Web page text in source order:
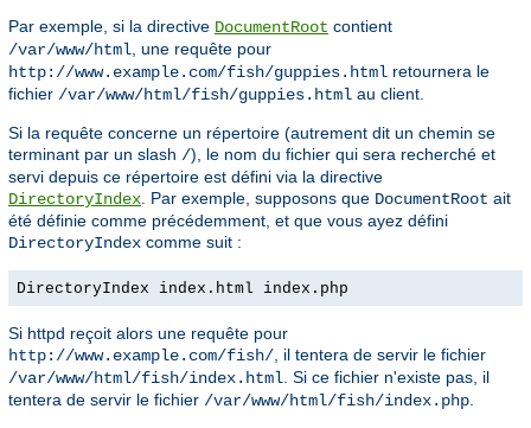
Par exemple, si la directive DocumentRoot contient
/var/www/html, une requête pour
http://www.example.com/fish/guppies.html retournera le
fichier /var/www/html/fish/guppies.html au client.
Si la requête concerne un répertoire (autrement dit un chemin se
terminant par un slash /), le nom du fichier qui sera recherché et
servi depuis ce répertoire est défini via la directive
DirectoryIndex. Par exemple, supposons que DocumentRoot ait
été définie comme précédemment, et que vous ayez défini
DirectoryIndex comme suit :
DirectoryIndex index.html index.php
Si httpd reçoit alors une requête pour
http://www.example.com/fish/, il tentera de servir le fichier
/var/www/html/fish/index.html. Si ce fichier n'existe pas, il
tentera de servir le fichier /var/www/html/fish/index.php.